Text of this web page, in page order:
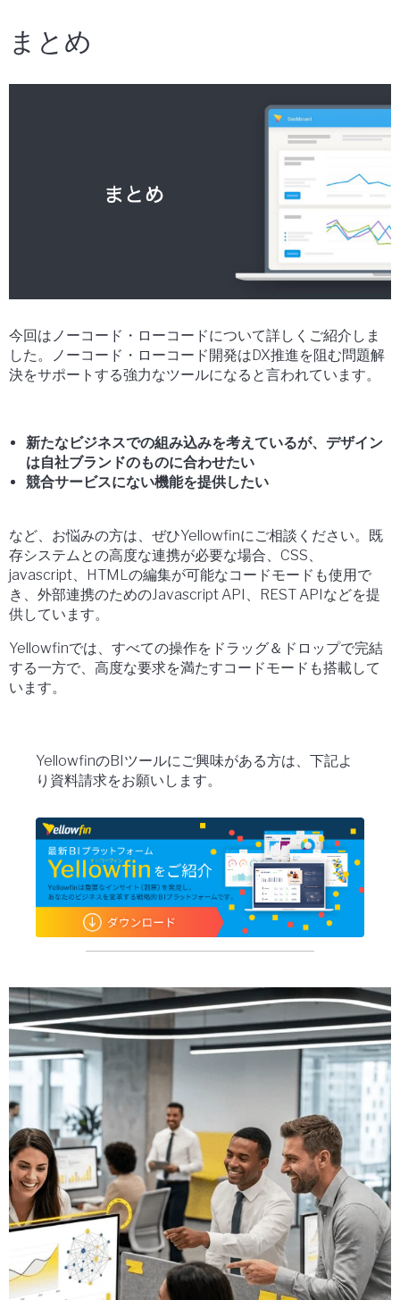
まとめ
今回はノーコード・ローコードについて詳しくご紹介しま
した。ノーコード・ローコード開発はDX推進を阻む問題解
決をサポートする強力なツールになると言われています。
新たなビジネスでの組み込みを考えているが、デザイン
は自社ブランドのものに合わせたい
競合サービスにない機能を提供したい
など、お悩みの方は、ぜひYellowfinにご相談ください。既
存システムとの高度な連携が必要な場合、CSS、
javascript、HTMLの編集が可能なコードモードも使用で
き、外部連携のためのJavascript API、REST APIなどを提
供しています。
Yellowfinでは、すべての操作をドラッグ＆ドロップで完結
する一方で、高度な要求を満たすコードモードも搭載して
います。
YellowfinのBIツールにご興味がある方は、下記よ
り資料請求をお願いします。